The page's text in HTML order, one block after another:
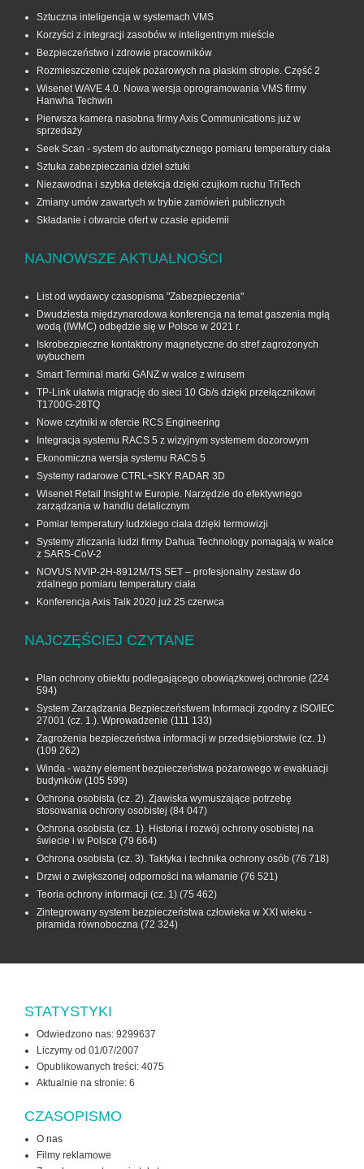
Sztuczna inteligencja w systemach VMS
Korzyści z integracji zasobów w inteligentnym mieście
Bezpieczeństwo i zdrowie pracowników
Rozmieszczenie czujek pożarowych na płaskim stropie. Część 2
Wisenet WAVE 4.0. Nowa wersja oprogramowania VMS firmy
Hanwha Techwin
Pierwsza kamera nasobna firmy Axis Communications już w
sprzedaży
Seek Scan - system do automatycznego pomiaru temperatury ciała
Sztuka zabezpieczania dzieł sztuki
Niezawodna i szybka detekcja dzięki czujkom ruchu TriTech
Zmiany umów zawartych w trybie zamówień publicznych
Składanie i otwarcie ofert w czasie epidemii
NAJNOWSZE AKTUALNOŚCI
List od wydawcy czasopisma "Zabezpieczenia"
Dwudziesta międzynarodowa konferencja na temat gaszenia mgłą
wodą (IWMC) odbędzie się w Polsce w 2021 r.
Iskrobezpieczne kontaktrony magnetyczne do stref zagrożonych
wybuchem
Smart Terminal marki GANZ w walce z wirusem
TP-Link ułatwia migrację do sieci 10 Gb/s dzięki przełącznikowi
T1700G‑28TQ
Nowe czytniki w ofercie RCS Engineering
Integracja systemu RACS 5 z wizyjnym systemem dozorowym
Ekonomiczna wersja systemu RACS 5
Systemy radarowe CTRL+SKY RADAR 3D
Wisenet Retail Insight w Europie. Narzędzie do efektywnego
zarządzania w handlu detalicznym
Pomiar temperatury ludzkiego ciała dzięki termowizji
Systemy zliczania ludzi firmy Dahua Technology pomagają w walce
z SARS-CoV-2
NOVUS NVIP-2H-8912M/TS SET – profesjonalny zestaw do
zdalnego pomiaru temperatury ciała
Konferencja Axis Talk 2020 już 25 czerwca
NAJCZĘŚCIEJ CZYTANE
Plan ochrony obiektu podlegającego obowiązkowej ochronie (224
594)
System Zarządzania Bezpieczeństwem Informacji zgodny z ISO/IEC
27001 (cz. 1.). Wprowadzenie (111 133)
Zagrożenia bezpieczeństwa informacji w przedsiębiorstwie (cz. 1)
(109 262)
Winda - ważny element bezpieczeństwa pożarowego w ewakuacji
budynków (105 599)
Ochrona osobista (cz. 2). Zjawiska wymuszające potrzebę
stosowania ochrony osobistej (84 047)
Ochrona osobista (cz. 1). Historia i rozwój ochrony osobistej na
świecie i w Polsce (79 664)
Ochrona osobista (cz. 3). Taktyka i technika ochrony osób (76 718)
Drzwi o zwiększonej odporności na włamanie (76 521)
Teoria ochrony informacji (cz. 1) (75 462)
Zintegrowany system bezpieczeństwa człowieka w XXI wieku -
piramida równoboczna (72 324)
STATYSTYKI
Odwiedzono nas: 9299637
Liczymy od 01/07/2007
Opublikowanych treści: 4075
Aktualnie na stronie: 6
CZASOPISMO
O nas
Filmy reklamowe